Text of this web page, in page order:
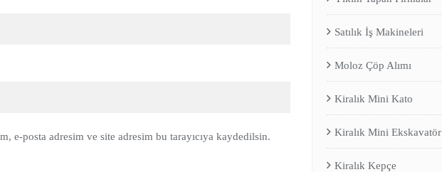
e-posta adresim ve site adresim bu tarayıcıya kaydedilsin.
Satılık İş Makineleri
Moloz Çöp Alımı
Kiralık Mini Kato
Kiralık Mini Ekskavatör
Kiralık Kepçe